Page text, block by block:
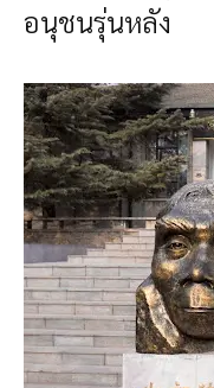
อนุชนรุ่นหลัง